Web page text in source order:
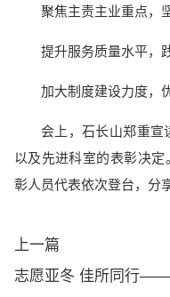
聚焦主责主业重点，
提升服务质量水平，
加大制度建设力度，
会上，石长山郑重宣
以及先进科室的表彰决
彰人员代表依次登台，分
上一篇
志愿亚冬 佳所同行——